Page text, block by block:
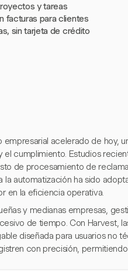
y tareas
facturas para clientes
sin tarjeta de crédito
empresarial acelerado de hoy,
el cumplimiento. Estudios
de procesamiento de
la automatización ha sido
en la eficiencia operativa.
y medianas empresas,
de tiempo. Con Harvest,
diseñada para usuarios no
con precisión,